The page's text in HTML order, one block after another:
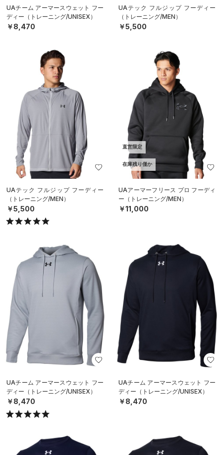
UAチーム アーマースウェット フー
ディー（トレーニング/UNISEX）
￥8,470
UAテック フルジップ フーディー
（トレーニング/MEN）
￥5,500
UAテック フルジップ フーディー
（トレーニング/MEN）
￥5,500
直営限定
在庫残り僅か
UAアーマーフリース プロ フーディ
ー（トレーニング/MEN）
￥11,000
UAチーム アーマースウェット フー
ディー（トレーニング/UNISEX）
￥8,470
UAチーム アーマースウェット フー
ディー（トレーニング/UNISEX）
￥8,470